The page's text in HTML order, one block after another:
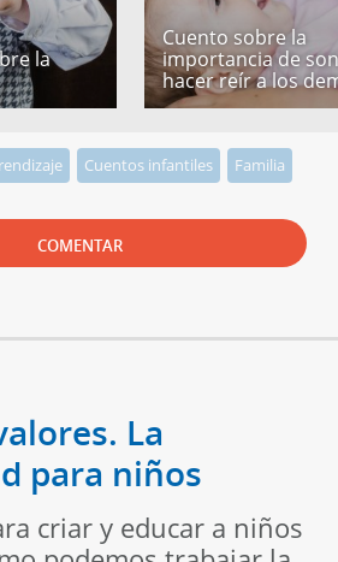
la
Cuento sobre la
importancia de
hacer reír a los
Cuentos infantiles Familia
COMENTAR
La
para niños
criar y educar a niños